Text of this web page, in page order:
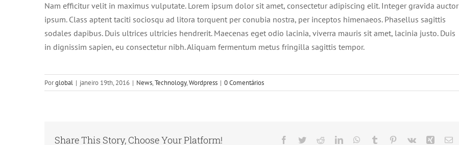
Nam efficitur velit in maximus vulputate. Lorem ipsum dolor sit amet, consectetur adipiscing elit. Integer gravida auctor
ipsum. Class aptent taciti sociosqu ad litora torquent per conubia nostra, per inceptos himenaeos. Phasellus sagittis
sodales dapibus. Duis ultrices ultricies hendrerit. Maecenas eget odio lacinia, viverra mauris sit amet, lacinia justo. Duis
in dignissim sapien, eu consectetur nibh. Aliquam fermentum metus fringilla sagittis tempor.
Porglobal | janeiro 19th, 2016 | News,Technology,Wordpress | 0 Comentários
Share This Story, Choose Your Platform! Facebook
TwitterRedditLinkedInWhatsApp
Tumblr Pinterest
Vk Xing E-